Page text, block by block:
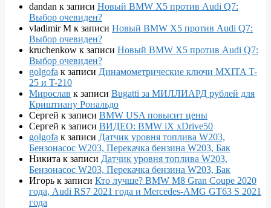
dandan к записи Новый BMW X5 против Audi Q7:
Выбор очевиден?
vladimir M к записи Новый BMW X5 против Audi Q7:
Выбор очевиден?
kruchenkow к записи Новый BMW X5 против Audi Q7:
Выбор очевиден?
golgofa к записи Динамометрические ключи MXITA T-
25 и T-210
Мирослав к записи Bugatti за МИЛЛИАРД рублей для
Криштиану Рональдо
Сергей к записи BMW USA повысит цены
Сергей к записи ВИДЕО: BMW iX xDrive50
golgofa к записи Датчик уровня топлива W203,
Бензонасос W203, Перекачка бензина W203, Бак
Никита к записи Датчик уровня топлива W203,
Бензонасос W203, Перекачка бензина W203, Бак
Игорь к записи Кто лучше? BMW M8 Gran Coupe 2020
года, Audi RS7 2021 года и Mercedes-AMG GT63 S 2021
года